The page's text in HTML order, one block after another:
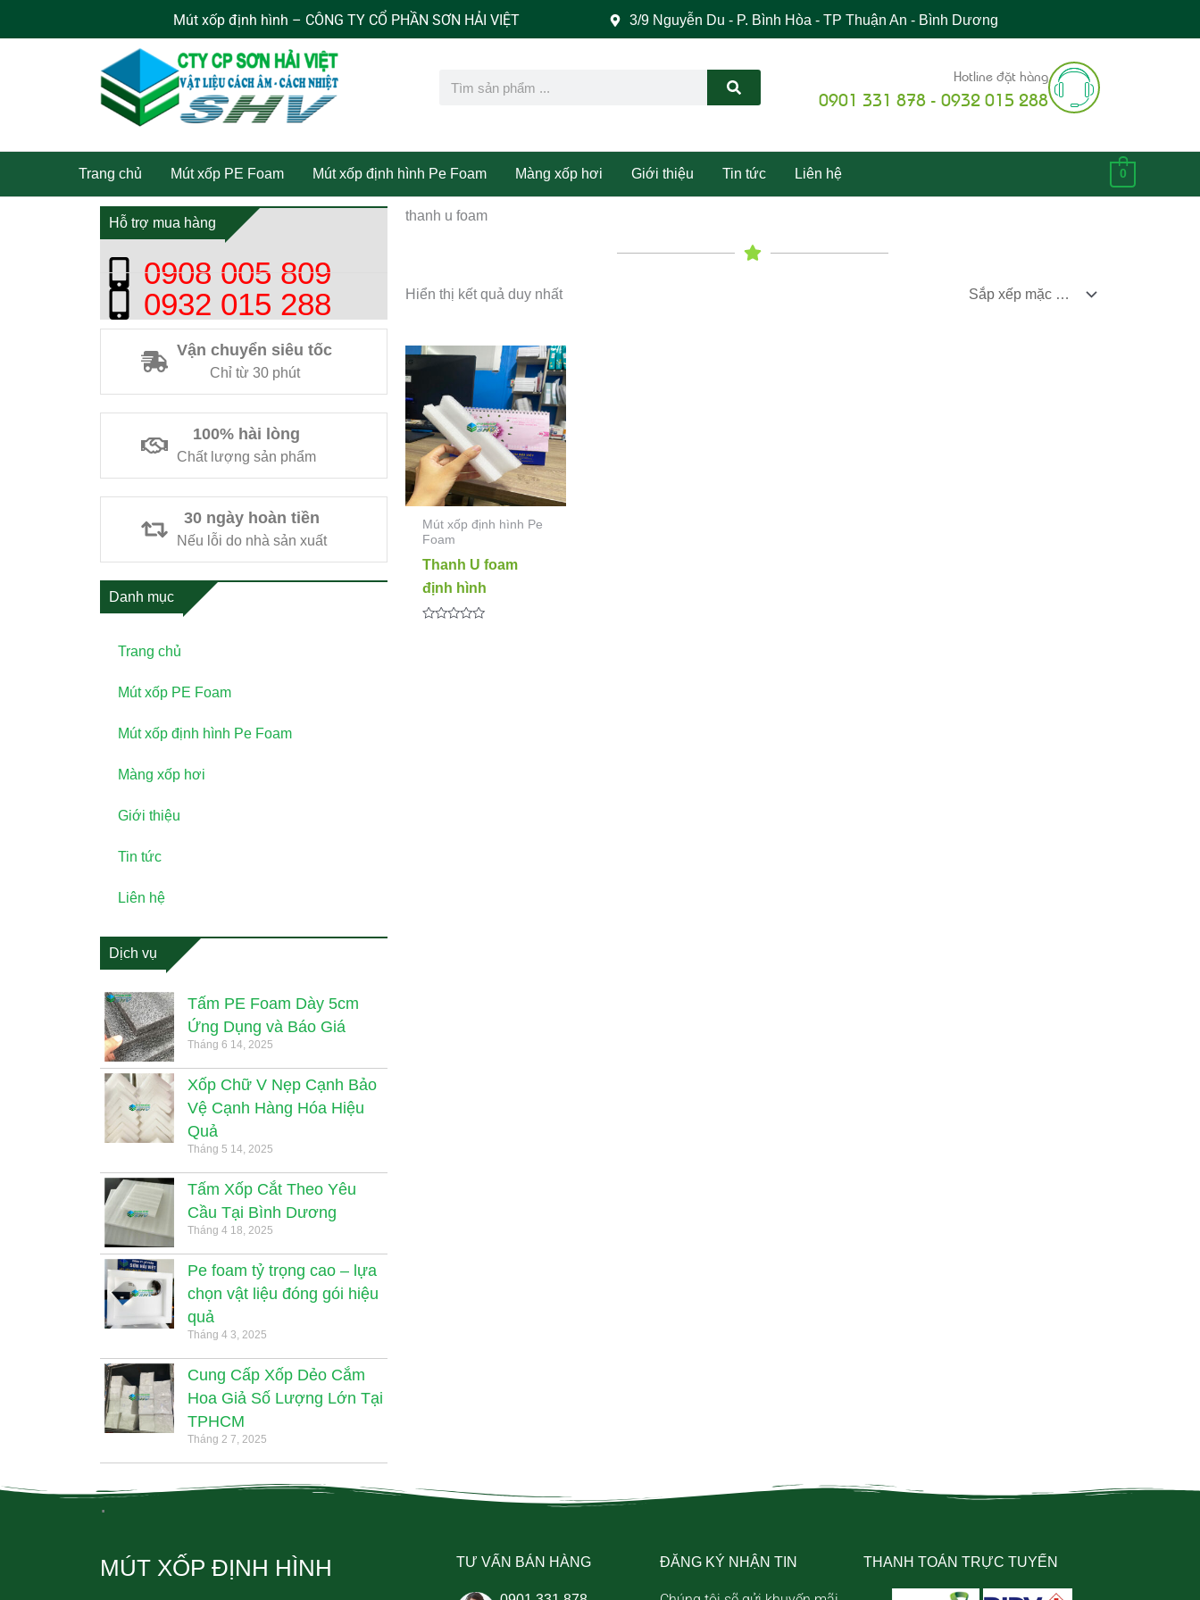
Mút xốp định hình – CÔNG TY CỔ PHẦN SƠN HẢI VIỆT 3/9 Nguyễn Du - P. Bình Hòa - TP Thuận An - Bình Dương
Search Hotline đặt hàng
0901 331 878 - 0932 015 288
Trang chủ Mút xốp PE Foam Mút xốp định hình Pe Foam Màng xốp hơi Giới thiệu Tin tức Liên hệ 0
Hỗ trợ mua hàng
0908 005 809
0932 015 288
Vận chuyển siêu tốc
Chỉ từ 30 phút
100% hài lòng
Chất lượng sản phẩm
30 ngày hoàn tiền
Nếu lỗi do nhà sản xuất
Danh mục
Trang chủ
Mút xốp PE Foam
Mút xốp định hình Pe Foam
Màng xốp hơi
Giới thiệu
Tin tức
Liên hệ
Dịch vụ
Tấm PE Foam Dày 5cm
Ứng Dụng và Báo Giá
Tháng 6 14, 2025
Xốp Chữ V Nẹp Cạnh Bảo
Vệ Cạnh Hàng Hóa Hiệu
Quả
Tháng 5 14, 2025
Tấm Xốp Cắt Theo Yêu
Cầu Tại Bình Dương
Tháng 4 18, 2025
Pe foam tỷ trọng cao – lựa
chọn vật liệu đóng gói hiệu
quả
Tháng 4 3, 2025
Cung Cấp Xốp Dẻo Cắm
Hoa Giả Số Lượng Lớn Tại
TPHCM
Tháng 2 7, 2025
thanh u foam
Hiển thị kết quả duy nhất
Mút xốp định hình Pe
Foam
Thanh U foam
định hình
.
MÚT XỐP ĐỊNH HÌNH TƯ VẤN BÁN HÀNG ĐĂNG KÝ NHẬN TIN THANH TOÁN TRỰC TUYẾN